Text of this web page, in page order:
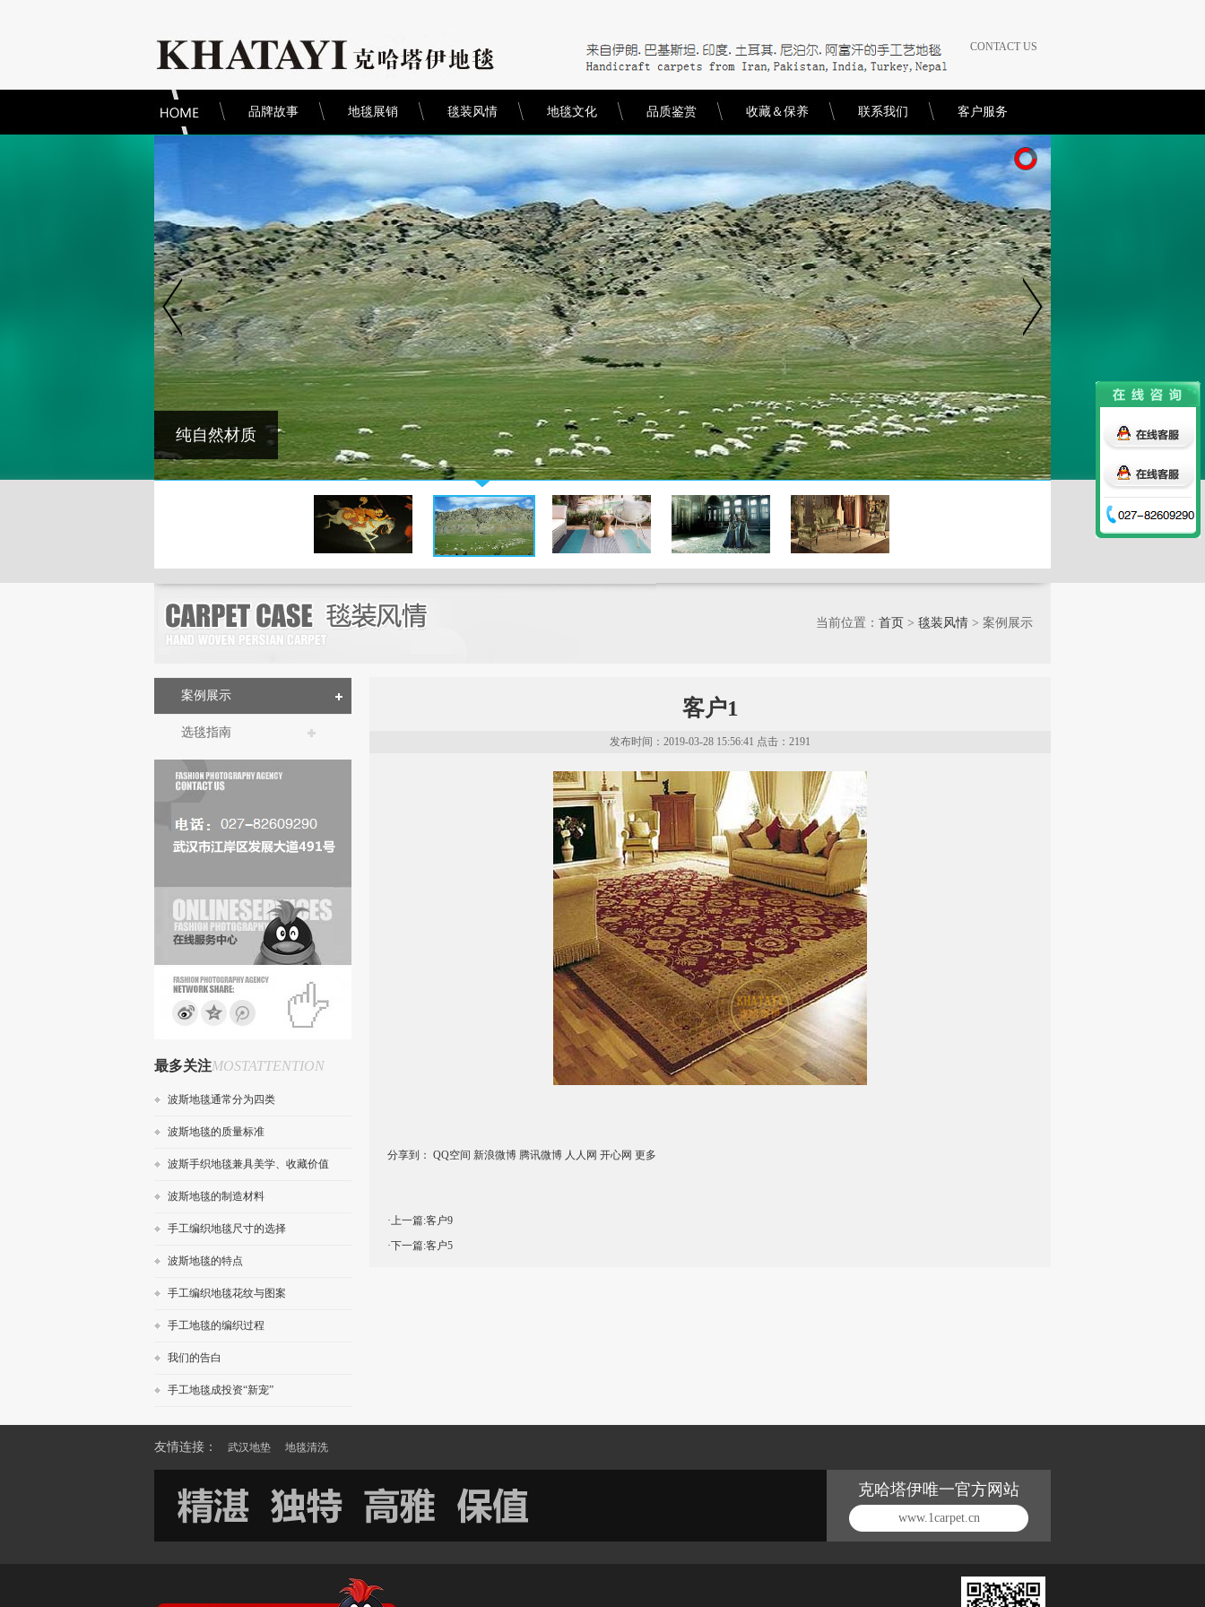
CONTACT US
品牌故事 地毯展销 毯装风情 地毯文化 品质鉴赏 收藏＆保养 联系我们 客户服务
纯自然材质
当前位置： 首页 > 毯装风情 > 案例展示
案例展示
选毯指南
最多关注MOSTATTENTION
波斯地毯通常分为四类
波斯地毯的质量标准
波斯手织地毯兼具美学、收藏价值
波斯地毯的制造材料
手工编织地毯尺寸的选择
波斯地毯的特点
手工编织地毯花纹与图案
手工地毯的编织过程
我们的告白
手工地毯成投资“新宠”
客户1
发布时间：2019-03-28 15:56:41 点击：2191
分享到： QQ空间 新浪微博 腾讯微博 人人网 开心网 更多
·上一篇:客户9
·下一篇:客户5
友情连接： 武汉地垫 地毯清洗
克哈塔伊唯一官方网站
www.1carpet.cn